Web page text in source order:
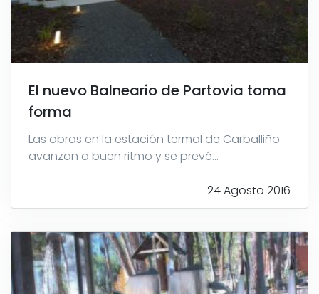
El nuevo Balneario de Partovia toma
forma
Las obras en la estación termal de Carballiño
avanzan a buen ritmo y se prevé...
24 Agosto 2016